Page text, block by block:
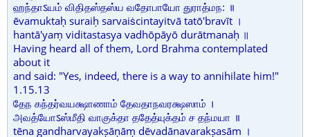
ஹந்தாऽயம் விதிதஸ்தஸ்ய வதோபாயோ துராத்மந: ॥
ēvamuktaḥ suraiḥ sarvaiṡcintayitvā tatō'bravīt ।
hantā'yaṃ viditastasya vadhōpāyō durātmanaḥ ॥
Having heard all of them, Lord Brahma contemplated
about it
and said: "Yes, indeed, there is a way to annihilate him!"
1.15.13
தேந கந்தர்வயக்ஷாணாம் தேவதாநவரக்ஷஸாம் ।
அவத்யோऽஸ்மீதி வாகுக்தா ததேத்யுக்தம் ச தந்மயா ॥
tēna gandharvayakṣāṇāṃ dēvadānavarakṣasām ।